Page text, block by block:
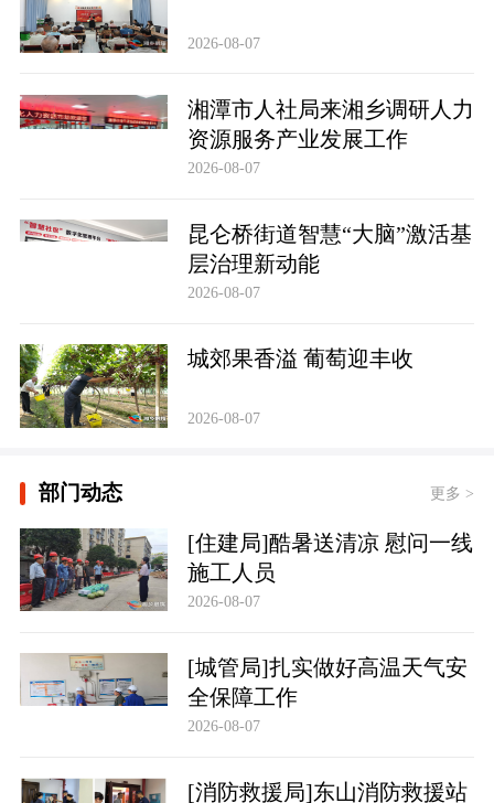
2026-08-07
湘潭市人社局来湘乡调研人力
资源服务产业发展工作
2026-08-07
昆仑桥街道智慧“大脑”激活基
层治理新动能
2026-08-07
城郊果香溢 葡萄迎丰收
2026-08-07
部门动态 更多 >
[住建局]酷暑送清凉 慰问一线
施工人员
2026-08-07
[城管局]扎实做好高温天气安
全保障工作
2026-08-07
[消防救援局]东山消防救援站